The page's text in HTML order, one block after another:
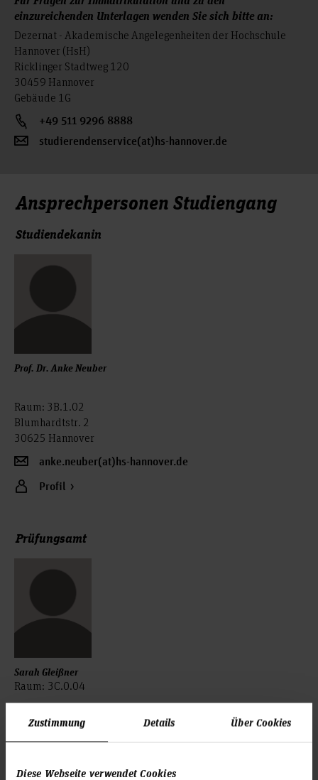
Zustimmung Details Über Cookies
Diese Webseite verwendet Cookies
einzureichenden Unterlagen wenden Sie sich bitte an:
Dezernat - Akademische Angelegenheiten der Hochschule
Hannover (HsH)
Ricklinger Stadtweg 120
30459 Hannover
Gebäude 1G
+49 511 9296 8888
studierendenservice(at)hs-hannover.de
Ansprechpersonen Studiengang
Studiendekanin
Prof. Dr. Anke Neuber
Raum: 3B.1.02
Blumhardtstr. 2
30625 Hannover
anke.neuber(at)hs-hannover.de
Profil
Prüfungsamt
Sarah Gleißner
Raum: 3C.0.04
Mo. und Do.: 09:00-13:00 Uhr